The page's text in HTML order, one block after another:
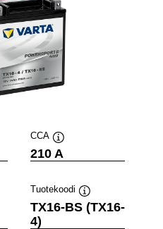
CCA
Työkaluvihje
210 A
Tuotekoodi
Työkaluvihje
TX16-BS (TX16-
4)